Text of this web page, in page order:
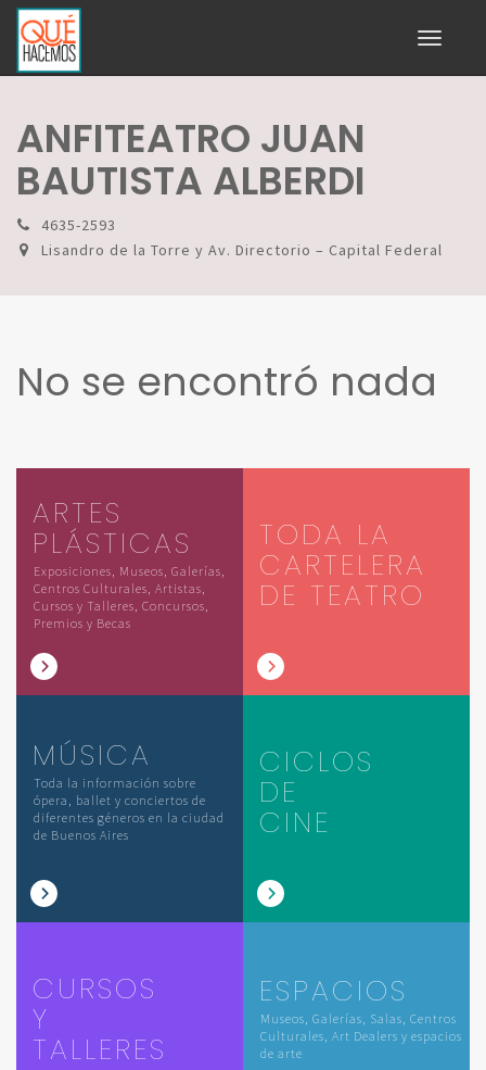
Toggle
ANFITEATRO JUAN
BAUTISTA ALBERDI
4635-2593
Lisandro de la Torre y Av. Directorio – Capital Federal
No se encontró nada
ARTES
PLÁSTICAS
Exposiciones, Museos, Galerías,
Centros Culturales, Artistas,
Cursos y Talleres, Concursos,
Premios y Becas
TODA LA
CARTELERA
DE TEATRO
MÚSICA
Toda la información sobre
ópera, ballet y conciertos de
diferentes géneros en la ciudad
de Buenos Aires
CICLOS
DE
CINE
CURSOS
Y
TALLERES
ESPACIOS
Museos, Galerías, Salas, Centros
Culturales, Art Dealers y espacios
de arte